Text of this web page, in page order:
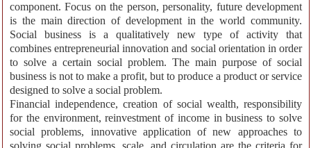
component. Focus on the person, personality, future development
is the main direction of development in the world community.
Social business is a qualitatively new type of activity that
combines entrepreneurial innovation and social orientation in order
to solve a certain social problem. The main purpose of social
business is not to make a profit, but to produce a product or service
designed to solve a social problem.
Financial independence, creation of social wealth, responsibility
for the environment, reinvestment of income in business to solve
social problems, innovative application of new approaches to
solving social problems, scale, and circulation are the criteria for